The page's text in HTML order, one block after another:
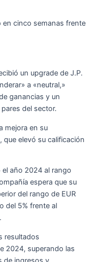
en cinco semanas frente
un upgrade de J.P.
a «neutral,»
ganancias y un
del sector.
mejora en su
elevó su calificación
el año 2024 al rango
espera que su
del rango de EUR
del 5% frente al
resultados
2024, superando las